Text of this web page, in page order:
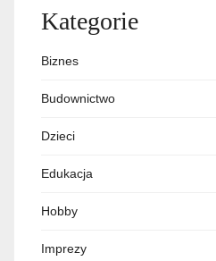
Kategorie
Biznes
Budownictwo
Dzieci
Edukacja
Hobby
Imprezy